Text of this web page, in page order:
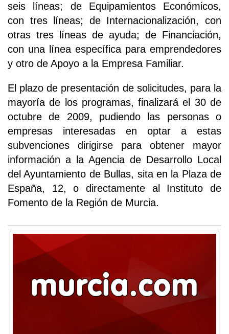
seis líneas; de Equipamientos Económicos,
con tres líneas; de Internacionalización, con
otras tres líneas de ayuda; de Financiación,
con una línea específica para emprendedores
y otro de Apoyo a la Empresa Familiar.
El plazo de presentación de solicitudes, para la
mayoría de los programas, finalizará el 30 de
octubre de 2009, pudiendo las personas o
empresas interesadas en optar a estas
subvenciones dirigirse para obtener mayor
información a la Agencia de Desarrollo Local
del Ayuntamiento de Bullas, sita en la Plaza de
España, 12, o directamente al Instituto de
Fomento de la Región de Murcia.